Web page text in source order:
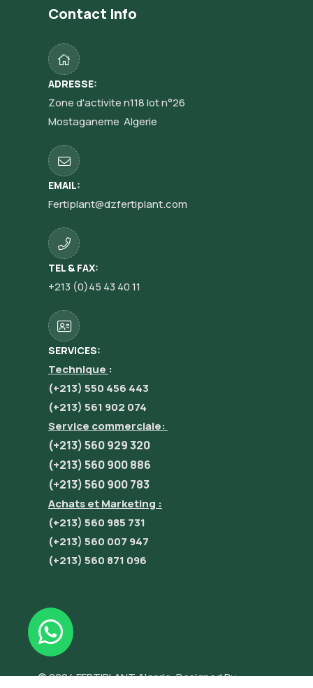
Contact Info
ADRESSE:
Zone d'activite n118 lot n°26
Mostaganeme Algerie
EMAIL:
Fertiplant@dzfertiplant.com
TEL & FAX:
+213 (0)45 43 40 11
SERVICES:
Technique :
(+213) 550 456 443
(+213) 561 902 074
Service commerciale:
(+213) 560 929 320
(+213) 560 900 886
(+213) 560 900 783
Achats et Marketing :
(+213) 560 985 731
(+213) 560 007 947
(+213) 560 871 096
© 2024 FERTIPLANT Algerie. Designed By